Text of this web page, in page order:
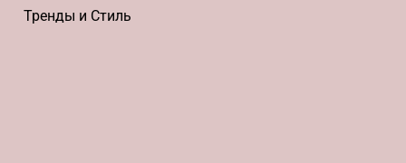
Тренды и Стиль